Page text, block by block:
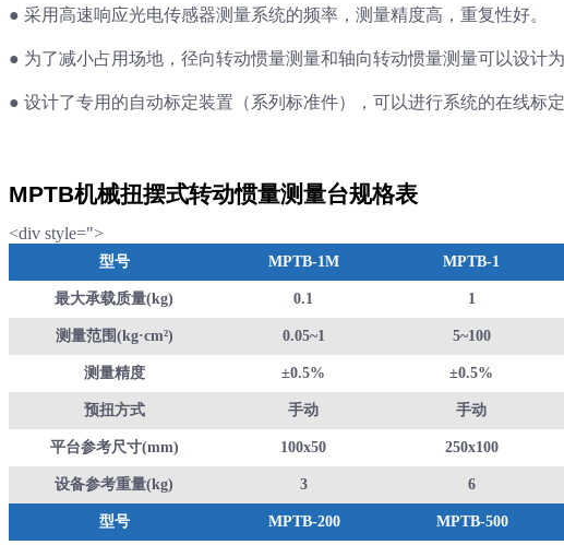
● 采用高速响应光电传感器测量系统的频率，测量精度高，重复性好。
● 为了减小占用场地，径向转动惯量测量和轴向转动惯量测量可以设计为
● 设计了专用的自动标定装置（系列标准件），可以进行系统的在线标定
MPTB机械扭摆式转动惯量测量台规格表
<div style=">
型号 MPTB-1M MPTB-1
最大承载质量(kg) 0.1 1
测量范围(kg·cm²) 0.05~1 5~100
测量精度 ±0.5% ±0.5%
预扭方式 手动 手动
平台参考尺寸(mm) 100x50 250x100
设备参考重量(kg) 3 6
型号 MPTB-200 MPTB-500